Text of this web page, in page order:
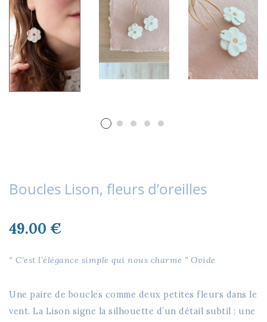
Boucles Lison, fleurs d’oreilles
49.00 €
“ C’est l’élégance simple qui nous charme ” Ovide
Une paire de boucles comme deux petites fleurs dans le
vent. La Lison signe la silhouette d’un détail subtil : une